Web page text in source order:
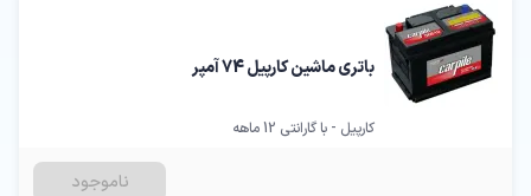
باتری ماشین کارپیل 74 آمپر
کارپیل - با گارانتی 12 ماهه
ناموجود